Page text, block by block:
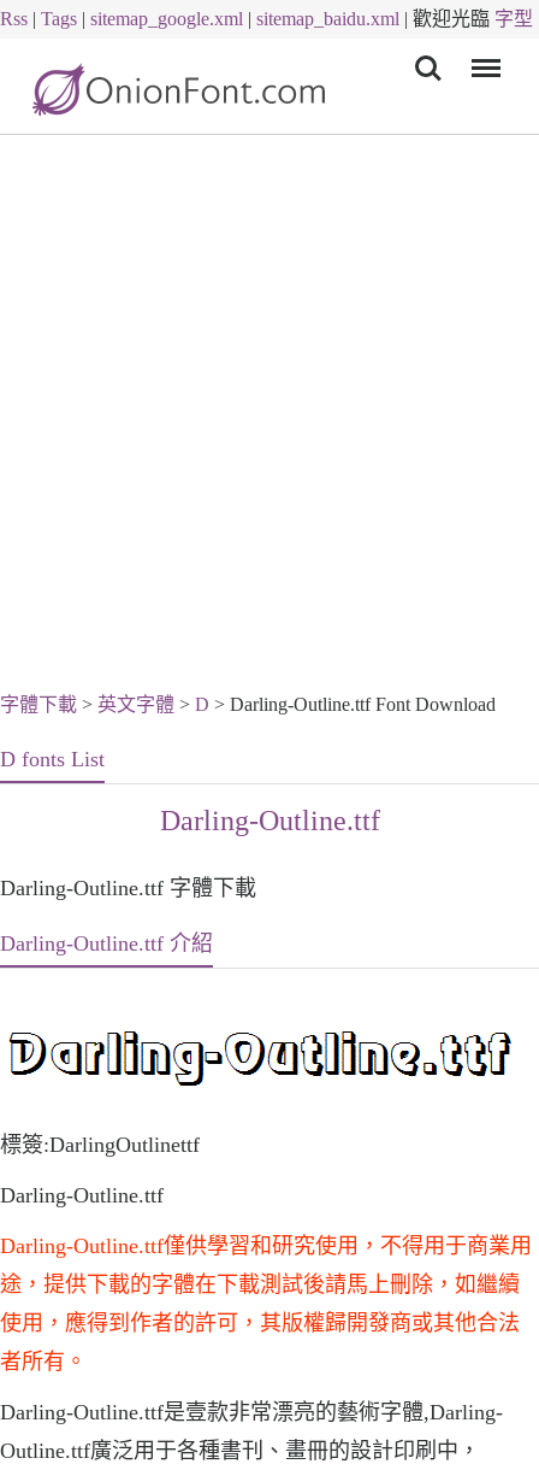
Rss | Tags | sitemap_google.xml | sitemap_baidu.xml | 歡迎光臨 字型
字體下載 > 英文字體 > D > Darling-Outline.ttf Font Download
D fonts List
Darling-Outline.ttf
Darling-Outline.ttf 字體下載
Darling-Outline.ttf 介紹
標簽:DarlingOutlinettf
Darling-Outline.ttf
Darling-Outline.ttf僅供學習和研究使用，不得用于商業用
途，提供下載的字體在下載測試後請馬上刪除，如繼續
使用，應得到作者的許可，其版權歸開發商或其他合法
者所有。
Darling-Outline.ttf是壹款非常漂亮的藝術字體,Darling-
Outline.ttf廣泛用于各種書刊、畫冊的設計印刷中，